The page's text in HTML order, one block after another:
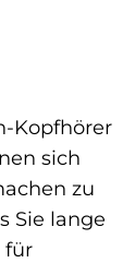
Kopfhörer
sich
zu
Sie lange
für